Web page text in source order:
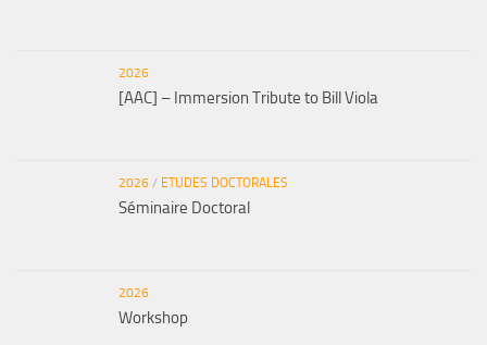
2026
[AAC] – Immersion Tribute to Bill Viola
2026 / ETUDES DOCTORALES
Séminaire Doctoral
2026
Workshop